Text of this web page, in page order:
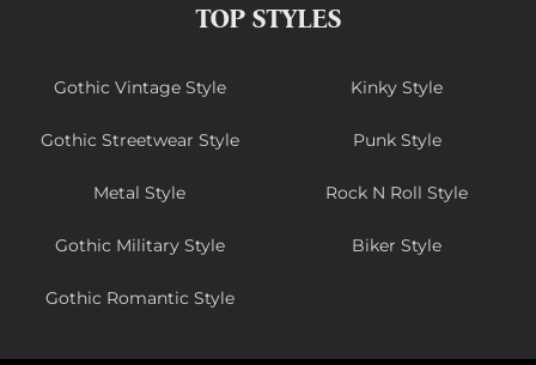
TOP STYLES
Gothic Vintage Style Kinky Style
Gothic Streetwear Style Punk Style
Metal Style Rock N Roll Style
Gothic Military Style Biker Style
Gothic Romantic Style